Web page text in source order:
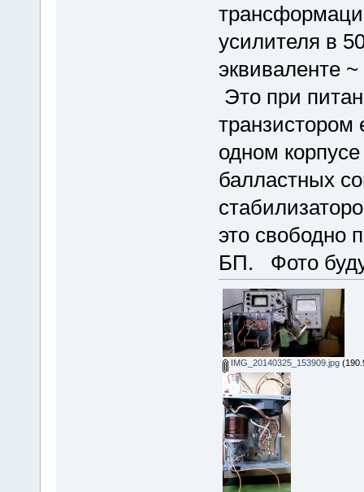
усилителя в
эквиваленте
Это при
транзистором
одном
балластных
это свободно
БП. Фото
IMG_20140325_153909.jpg